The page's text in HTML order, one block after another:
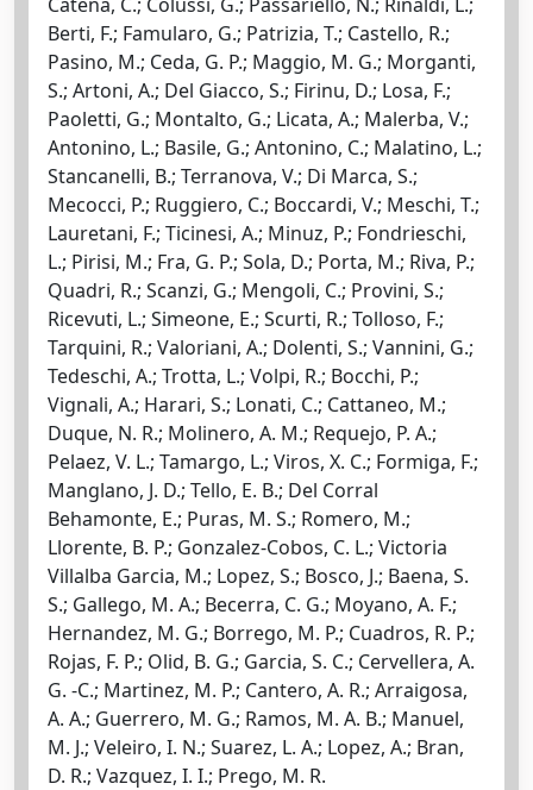
Berti, F.; Famularo, G.; Patrizia, T.; Castello, R.;
Pasino, M.; Ceda, G. P.; Maggio, M. G.; Morganti,
S.; Artoni, A.; Del Giacco, S.; Firinu, D.; Losa, F.;
Paoletti, G.; Montalto, G.; Licata, A.; Malerba, V.;
Antonino, L.; Basile, G.; Antonino, C.; Malatino, L.;
Stancanelli, B.; Terranova, V.; Di Marca, S.;
Mecocci, P.; Ruggiero, C.; Boccardi, V.; Meschi, T.;
Lauretani, F.; Ticinesi, A.; Minuz, P.; Fondrieschi,
L.; Pirisi, M.; Fra, G. P.; Sola, D.; Porta, M.; Riva, P.;
Quadri, R.; Scanzi, G.; Mengoli, C.; Provini, S.;
Ricevuti, L.; Simeone, E.; Scurti, R.; Tolloso, F.;
Tarquini, R.; Valoriani, A.; Dolenti, S.; Vannini, G.;
Tedeschi, A.; Trotta, L.; Volpi, R.; Bocchi, P.;
Vignali, A.; Harari, S.; Lonati, C.; Cattaneo, M.;
Duque, N. R.; Molinero, A. M.; Requejo, P. A.;
Pelaez, V. L.; Tamargo, L.; Viros, X. C.; Formiga, F.;
Manglano, J. D.; Tello, E. B.; Del Corral
Behamonte, E.; Puras, M. S.; Romero, M.;
Llorente, B. P.; Gonzalez-Cobos, C. L.; Victoria
Villalba Garcia, M.; Lopez, S.; Bosco, J.; Baena, S.
S.; Gallego, M. A.; Becerra, C. G.; Moyano, A. F.;
Hernandez, M. G.; Borrego, M. P.; Cuadros, R. P.;
Rojas, F. P.; Olid, B. G.; Garcia, S. C.; Cervellera, A.
G. -C.; Martinez, M. P.; Cantero, A. R.; Arraigosa,
A. A.; Guerrero, M. G.; Ramos, M. A. B.; Manuel,
M. J.; Veleiro, I. N.; Suarez, L. A.; Lopez, A.; Bran,
D. R.; Vazquez, I. I.; Prego, M. R.